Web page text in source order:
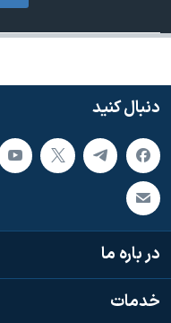
دنبال کنید
در باره ما
خدمات